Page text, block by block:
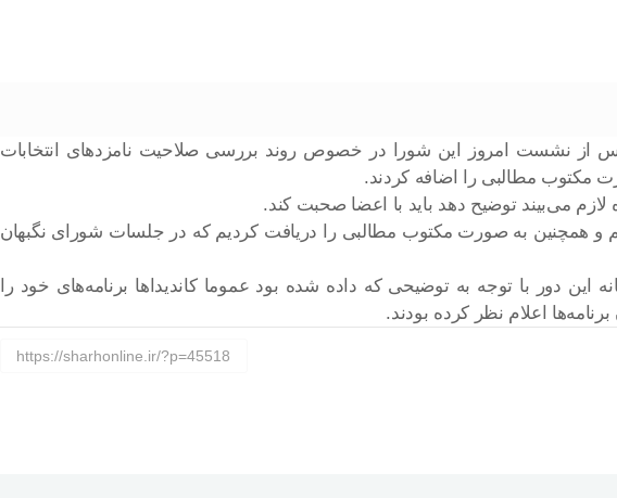
از نشست امروز این شورا در خصوص روند بررسی صلاحیت نامزدهای انتخابات
لازم می‌بیند توضیح دهد باید با اعضا صحبت کند.
و همچنین به صورت مکتوب مطالبی را دریافت کردیم که در جلسات شورای نگبهان
دور با توجه به توضیحی که داده شده بود عموما کاندیداها برنامه‌های خود را
اعلام نظر کرده بودند.
https://sharhonline.ir/?p=45518